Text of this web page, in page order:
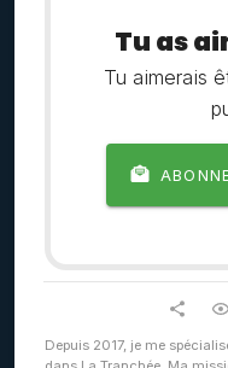
Tu as
Tu aimerais
Depuis 2017, je me